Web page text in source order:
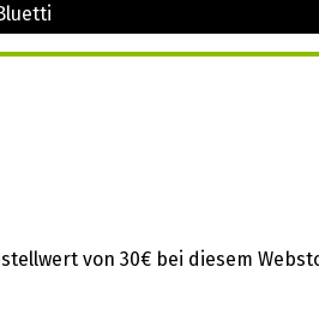
von 30€ bei diesem